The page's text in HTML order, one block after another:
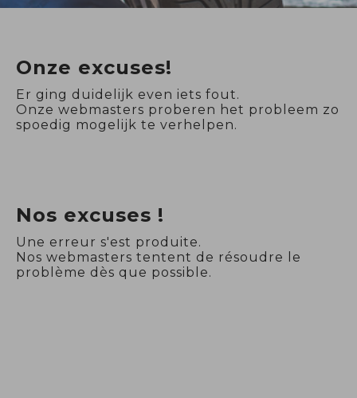
Onze excuses!
Er ging duidelijk even iets fout.
Onze webmasters proberen het probleem zo
spoedig mogelijk te verhelpen.
Nos excuses !
Une erreur s'est produite.
Nos webmasters tentent de résoudre le
problème dès que possible.